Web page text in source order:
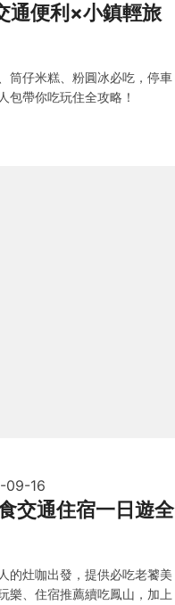
通便利×小鎮輕旅
筒仔米糕、粉圓冰必吃，停車
包帶你吃玩住全攻略！
09-16
交通住宿一日遊全
的灶咖出發，提供必吃老饕美
樂、住宿推薦續吃鳳山，加上